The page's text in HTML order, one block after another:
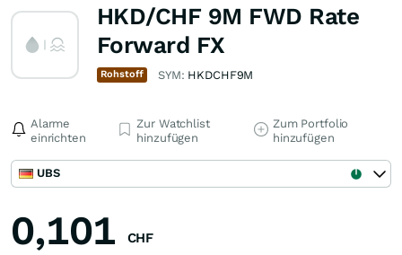
HKD/CHF 9M FWD Rate
Forward FX
Rohstoff SYM: HKDCHF9M
Alarme
einrichten
Zur Watchlist
hinzufügen
Zum Portfolio
hinzufügen
UBS
0,101 CHF